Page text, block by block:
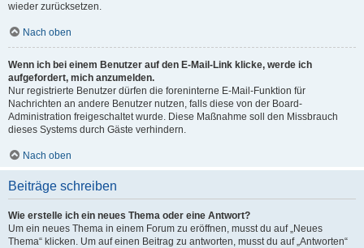
wieder zurücksetzen.
Nach oben
Wenn ich bei einem Benutzer auf den E-Mail-Link klicke, werde ich
aufgefordert, mich anzumelden.
Nur registrierte Benutzer dürfen die foreninterne E-Mail-Funktion für
Nachrichten an andere Benutzer nutzen, falls diese von der Board-
Administration freigeschaltet wurde. Diese Maßnahme soll den Missbrauch
dieses Systems durch Gäste verhindern.
Nach oben
Beiträge schreiben
Wie erstelle ich ein neues Thema oder eine Antwort?
Um ein neues Thema in einem Forum zu eröffnen, musst du auf „Neues
Thema“ klicken. Um auf einen Beitrag zu antworten, musst du auf „Antworten“